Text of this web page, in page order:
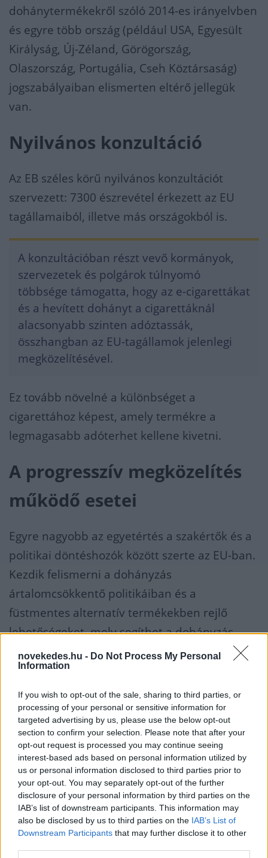
novekedes.hu - Do Not Process My Personal
Information
If you wish to opt-out of the sale, sharing to third parties, or
processing of your personal or sensitive information for
targeted advertising by us, please use the below opt-out
section to confirm your selection. Please note that after your
opt-out request is processed you may continue seeing
interest-based ads based on personal information utilized by
us or personal information disclosed to third parties prior to
your opt-out. You may separately opt-out of the further
disclosure of your personal information by third parties on the
IAB’s list of downstream participants. This information may
also be disclosed by us to third parties on the IAB’s List of
Downstream Participants that may further disclose it to other
dohánytermékekről szóló 2014-es irányelvben
és egyre több ország (például USA, Egyesült
Királyság, Új-Zéland, Görögország,
Olaszország, Portugália, Cseh Köztársaság)
jogszabályaiban elismerten eltérő jellegük
van.
Nyilvános konzultáció
Az EB széles körű nyilvános konzultációt
szervezett: 7300 észrevétel érkezett az EU
tagállamaiból, illetve más országokból is.
A konzultációban részt vevő kormányok,
szervezetek és polgárok túlnyomó
többsége támogatta, hogy az e-cigarettákat
és a hevített dohányt a cigarettáknál
alacsonyabb szinten adóztassák,
összhangban az EU-tagállamok jelenlegi
megközelítésével.
Ez tovább növelné a különbséget a
cigarettához képest, amely termékre a
legmagasabb adóterhet kellene kivetni.
A progresszív megközelítés
működő esetei
Egyre nagyobb az egyetértés a szakértők és a
politikai döntéshozók között szerte az EU-ban.
Kezdik felismerni a dohányzás
ártalomcsökkentő politikáiban és a
füstmentes alternatív termékekben rejlő
lehetőségeket, mely segíthet a dohányzás
arányának hatékony visszaszorításában.
Az EU-ban számos ország (Bulgária, Ciprus,
Cseh Köztársaság, Görögország,
Olaszország, Portugália és Bulgária) hozott
már olyan jogszabályi rendelkezéseket,
amelyek a termékeket kockázati profiljuk
alapján különböztetik meg.
Ártalomcsökkentés